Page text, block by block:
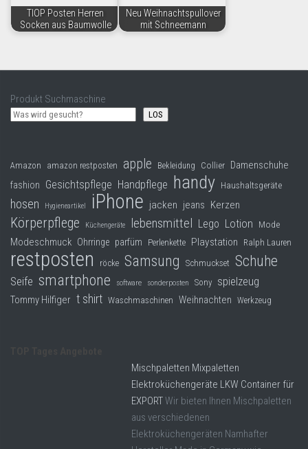
TIOP Posten Herren
Socken aus Baumwolle
Neu Weihnachtspullover
mit Schneemann
Produkt Suchmaschine
LOS
Amazon amazon restposten apple Bekleidung Collier Damenschuhe
fashion Gesichtspflege Handpflege handy Haushaltsgeräte
hosen Hygieneartikel iPhone jacken jeans Kerzen
Körperpflege Küchengeräte lebensmittel Lego Lotion Mode
Modeschmuck Ohrringe parfüm Perlenkette Playstation Ralph Lauren
restposten röcke Samsung Schmuckset Schuhe
Seife smartphone software sonderposten Sony spielzeug
Tommy Hilfiger t shirt Waschmaschinen Weihnachten Werkzeug
Mischpaletten Mixpaletten
Elektroküchengeräte LKW Container für
EXPORTWir bieten Ihnen Mischpaletten
aus verschiedenen
Elektroküchengeräten Namhafter